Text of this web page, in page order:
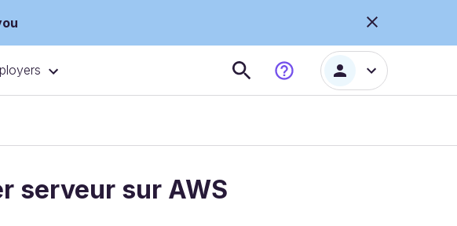
serveur sur AWS